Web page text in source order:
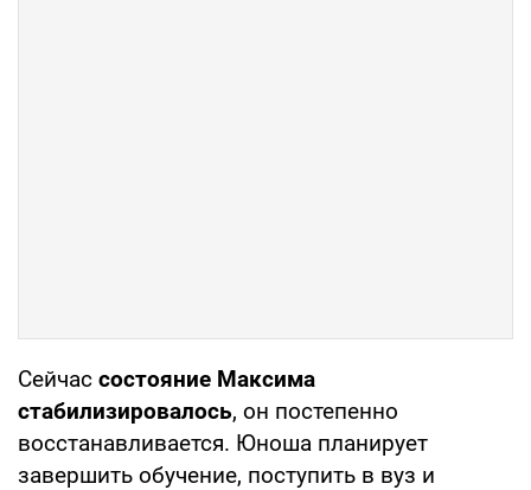
Сейчас состояние Максима
стабилизировалось, он постепенно
восстанавливается. Юноша планирует
завершить обучение, поступить в вуз и